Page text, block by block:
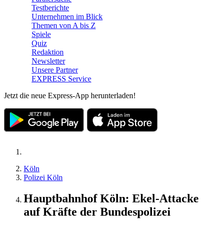
Testberichte
Unternehmen im Blick
Themen von A bis Z
Spiele
Quiz
Redaktion
Newsletter
Unsere Partner
EXPRESS Service
Jetzt die neue Express-App herunterladen!
Köln
Polizei Köln
Hauptbahnhof Köln: Ekel-Attacke
auf Kräfte der Bundespolizei